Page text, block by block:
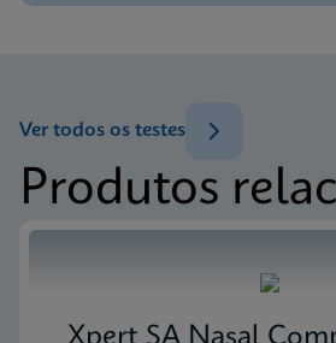
Test Menu CE-IVD (Portuguese)
Test Menu CE-IVD (English)
Xpert Norovirus Reference Sheet
MSDS/FDS
Produtos
Ver todos os testes